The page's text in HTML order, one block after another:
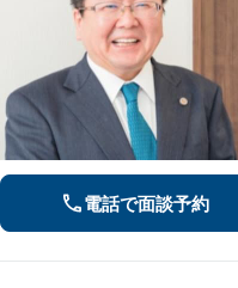
電話で面談予約